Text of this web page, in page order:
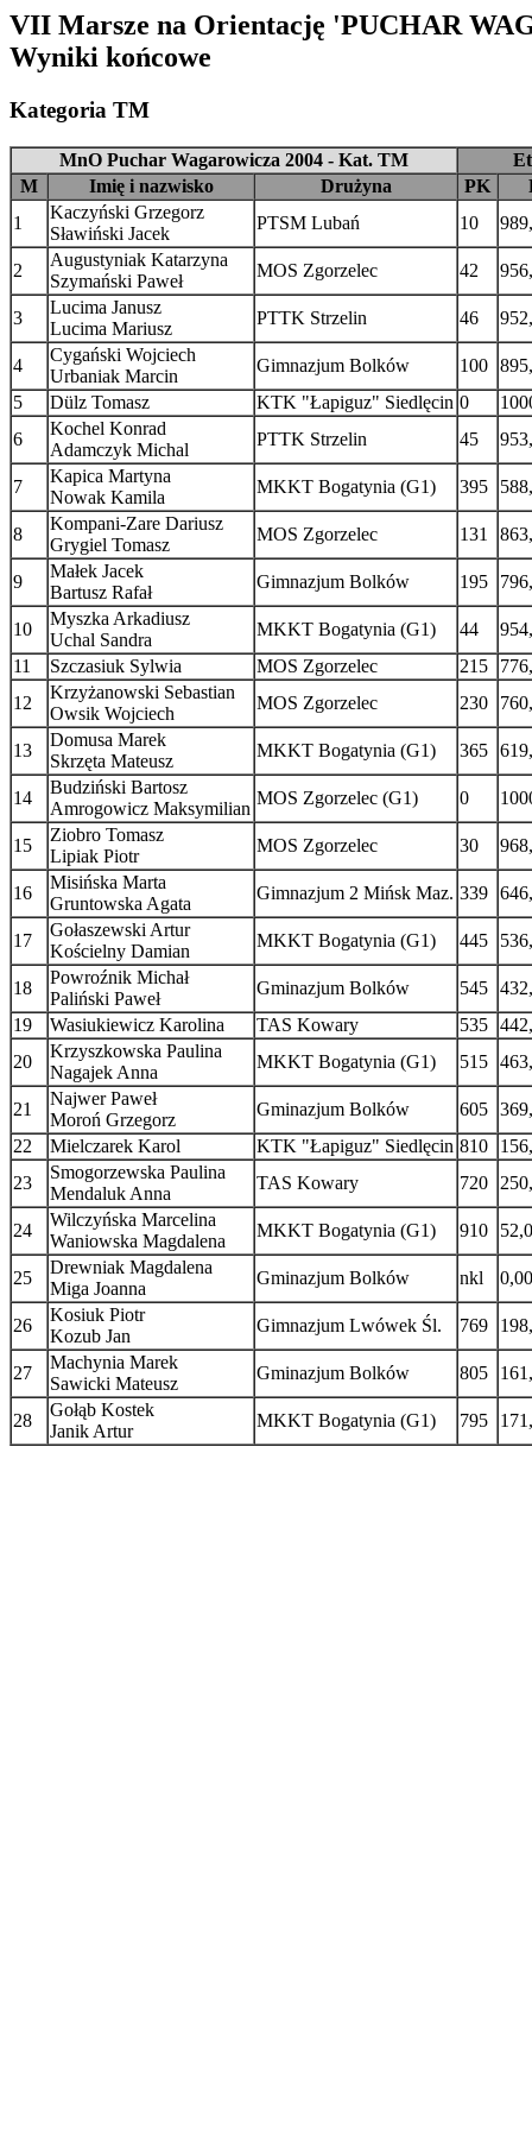
VII Marsze na Orientację 'PUCHAR
Wyniki końcowe
Kategoria TM
MnO Puchar Wagarowicza 2004 - Kat. TM
M
Imię i nazwisko Drużyna PK
1
Kaczyński Grzegorz
Sławiński Jacek
PTSM Lubań 10
2
Augustyniak Katarzyna
Szymański Paweł
MOS Zgorzelec 42
3
Lucima Janusz
Lucima Mariusz
PTTK Strzelin 46
4
Cygański Wojciech
Urbaniak Marcin
Gimnazjum Bolków 100
5
Dülz Tomasz KTK "Łapiguz" Siedlęcin 0
6
Kochel Konrad
Adamczyk Michal
PTTK Strzelin 45
7
Kapica Martyna
Nowak Kamila
MKKT Bogatynia (G1) 395
8
Kompani-Zare Dariusz
Grygiel Tomasz
MOS Zgorzelec 131
9
Małek Jacek
Bartusz Rafał
Gimnazjum Bolków 195
10
Myszka Arkadiusz
Uchal Sandra
MKKT Bogatynia (G1) 44
11
Szczasiuk Sylwia MOS Zgorzelec 215
12
Krzyżanowski Sebastian
Owsik Wojciech
MOS Zgorzelec 230
13
Domusa Marek
Skrzęta Mateusz
MKKT Bogatynia (G1) 365
14
Budziński Bartosz
Amrogowicz Maksymilian
MOS Zgorzelec (G1) 0
15
Ziobro Tomasz
Lipiak Piotr
MOS Zgorzelec 30
16
Misińska Marta
Gruntowska Agata
Gimnazjum 2 Mińsk Maz. 339
17
Gołaszewski Artur
Kościelny Damian
MKKT Bogatynia (G1) 445
18
Powroźnik Michał
Paliński Paweł
Gminazjum Bolków 545
19
Wasiukiewicz Karolina TAS Kowary 535
20
Krzyszkowska Paulina
Nagajek Anna
MKKT Bogatynia (G1) 515
21
Najwer Paweł
Moroń Grzegorz
Gminazjum Bolków 605
22
Mielczarek Karol KTK "Łapiguz" Siedlęcin 810
23
Smogorzewska Paulina
Mendaluk Anna
TAS Kowary 720
24
Wilczyńska Marcelina
Waniowska Magdalena
MKKT Bogatynia (G1) 910
25
Drewniak Magdalena
Miga Joanna
Gminazjum Bolków nkl 0,00
26
Kosiuk Piotr
Kozub Jan
Gimnazjum Lwówek Śl. 769
27
Machynia Marek
Sawicki Mateusz
Gminazjum Bolków 805
28
Gołąb Kostek
Janik Artur
MKKT Bogatynia (G1) 795